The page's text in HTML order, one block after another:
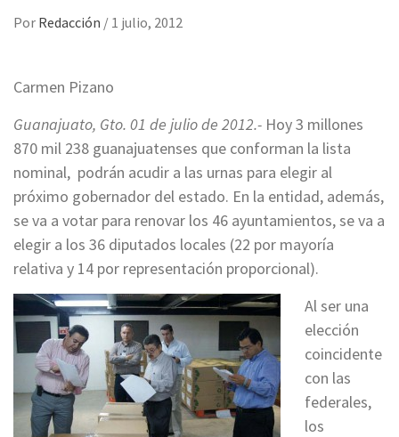
Por Redacción / 1 julio, 2012
Carmen Pizano
Guanajuato, Gto. 01 de julio de 2012.- Hoy 3 millones
870 mil 238 guanajuatenses que conforman la lista
nominal, podrán acudir a las urnas para elegir al
próximo gobernador del estado. En la entidad, además,
se va a votar para renovar los 46 ayuntamientos, se va a
elegir a los 36 diputados locales (22 por mayoría
relativa y 14 por representación proporcional).
Al ser una
elección
coincidente
con las
federales,
los